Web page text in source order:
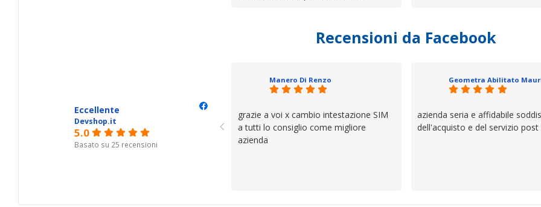
cose. Be', io qui è proprio quello che ho
trovato, un atteggiamento che va oltre
se avete bisogno siete in ottime mani.
Recensioni da Facebook
Eccellente
Devshop.it
5.0
Basato su 25 recensioni
Manero Di Renzo
grazie a voi x cambio intestazione SIM
a tutti lo consiglio come migliore
azienda
azienda seria e affidabile
dell'acquisto e del servizio post